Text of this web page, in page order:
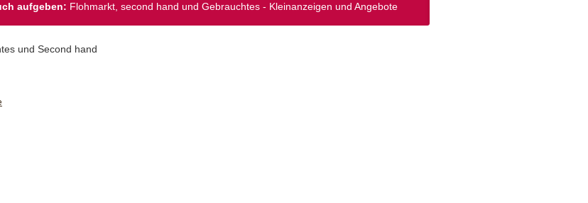
aufgeben: Flohmarkt, second hand und Gebrauchtes - Kleinanzeigen und Angebote
und Second hand